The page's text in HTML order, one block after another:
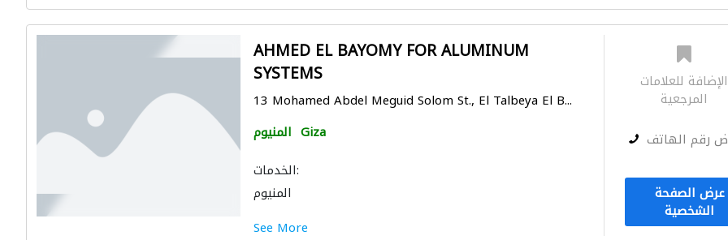
AHMED EL BAYOMY FOR ALUMINUM
SYSTEMS
13 Mohamed Abdel Meguid Solom St., El Talbeya El B...
المنيوم Giza
الخدمات:
المنيوم
See More
الإضافة للعلامات
المرجعية
رقم الهاتف
عرض الصفحة
الشخصية